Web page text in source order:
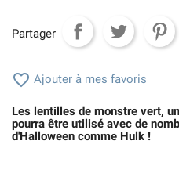
Partager
 Ajouter à mes favoris
Les lentilles de monstre vert,
pourra être utilisé avec de
d'Halloween comme Hulk !